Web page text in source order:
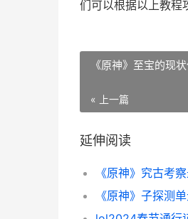
们可以根据以上教程
《原神》至宝的现
« 上一篇
延伸阅读